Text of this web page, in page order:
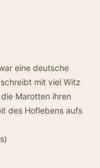
eine deutsche
mit viel Witz
Marotten ihren
des Hoflebens aufs